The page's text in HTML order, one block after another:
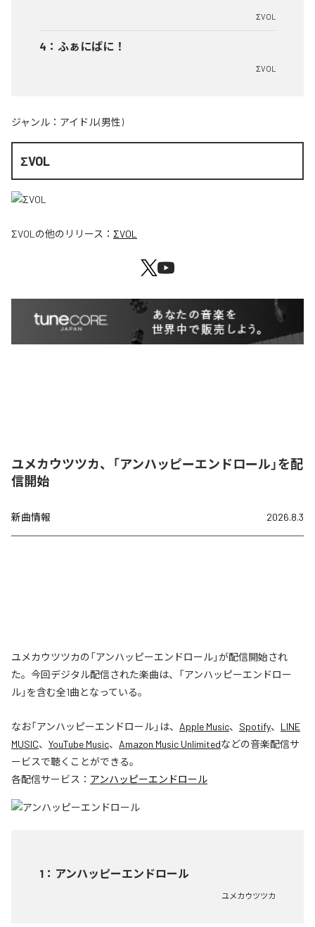
ΣVOL
4 ： ふぁにばに！
ΣVOL
ジャンル： アイドル(男性)
ΣVOL
ΣVOL の他のリリース： ΣVOL
ユメカウツツカ、「アンハッピーエンドロール」を配
信開始
新曲情報 2026.8.3
ユメカウツツカの「アンハッピーエンドロール」が配信開始され
た。今回デジタル配信された楽曲は、「アンハッピーエンドロー
ル」を含む全1曲となっている。
なお「アンハッピーエンドロール」は、 Apple Music、 Spotify、 LINE
MUSIC、 YouTube Music、 Amazon Music Unlimitedなどの音楽配信サ
ービスで聴くことができる。
各配信サービス： アンハッピーエンドロール
1 ： アンハッピーエンドロール
ユメカウツツカ